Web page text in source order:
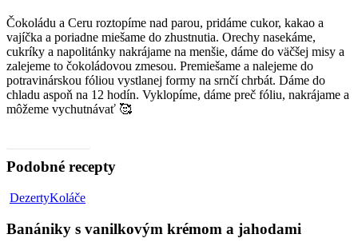
Čokoládu a Ceru roztopíme nad parou, pridáme cukor, kakao a
vajíčka a poriadne miešame do zhustnutia. Orechy nasekáme,
cukríky a napolitánky nakrájame na menšie, dáme do väčšej misy a
zalejeme to čokoládovou zmesou. Premiešame a nalejeme do
potravinárskou fóliou vystlanej formy na srnčí chrbát. Dáme do
chladu aspoň na 12 hodín. Vyklopíme, dáme preč fóliu, nakrájame a
môžeme vychutnávať 🥰
Podobné recepty
DezertyKoláčeBanániky
vanilkovým
Banániky s vanilkovým krémom a jahodami